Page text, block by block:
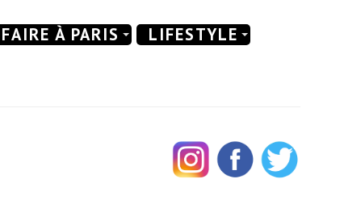
À PARIS
LIFESTYLE